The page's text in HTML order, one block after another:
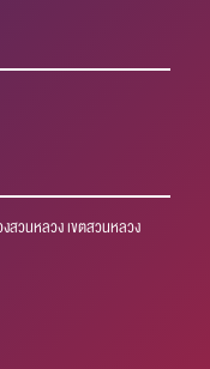
วนหลวง เขตสวนหลวง